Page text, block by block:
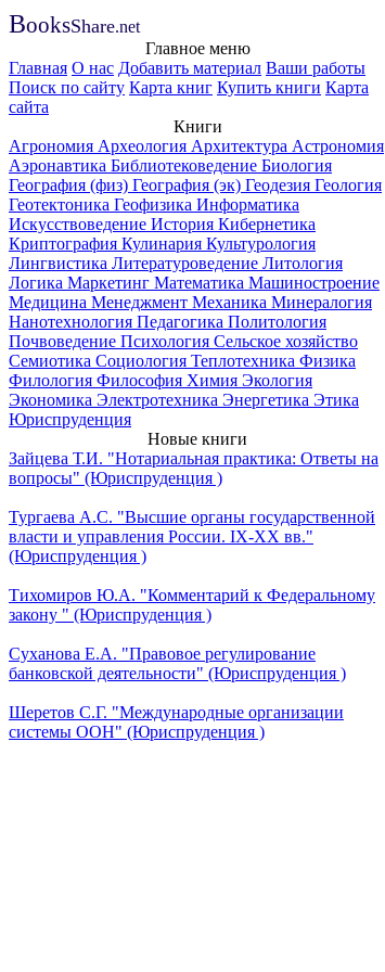
BooksShare.net
Главное меню
Главная О нас Добавить материал Ваши работы
Поиск по сайту Карта книг Купить книги Карта
сайта
Книги
Агрономия Археология Архитектура Астрономия
Аэронавтика Библиотековедение Биология
География (физ) География (эк) Геодезия Геология
Геотектоника Геофизика Информатика
Искусствоведение История Кибернетика
Криптография Кулинария Культурология
Лингвистика Литературоведение Литология
Логика Маркетинг Математика Машиностроение
Медицина Менеджмент Механика Минералогия
Нанотехнология Педагогика Политология
Почвоведение Психология Сельское хозяйство
Семиотика Социология Теплотехника Физика
Филология Философия Химия Экология
Экономика Электротехника Энергетика Этика
Юриспруденция
Новые книги
Зайцева Т.И. "Нотариальная практика: Ответы на
вопросы" (Юриспруденция )
Тургаева А.С. "Высшие органы государственной
власти и управления России. IХ-ХХ вв."
(Юриспруденция )
Тихомиров Ю.А. "Комментарий к Федеральному
закону " (Юриспруденция )
Суханова Е.А. "Правовое регулирование
банковской деятельности" (Юриспруденция )
Шеретов С.Г. "Международные организации
системы ООН" (Юриспруденция )